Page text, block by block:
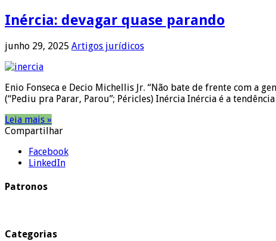
Inércia: devagar quase parando
junho 29, 2025 Artigos jurídicos
Enio Fonseca e Decio Michellis Jr. “Não bate de frente com a
(“Pediu pra Parar, Parou”; Péricles) Inércia Inércia é a
Leia mais »
Compartilhar
Facebook
LinkedIn
Patronos
Categorias